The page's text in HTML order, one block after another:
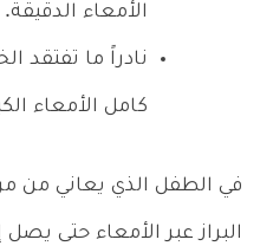
الأمعاء الدقيقة.
نادراً ما تفتقد
كامل الأمعاء
في الطفل الذي يعاني من
البراز عبر الأمعاء حتى يصل